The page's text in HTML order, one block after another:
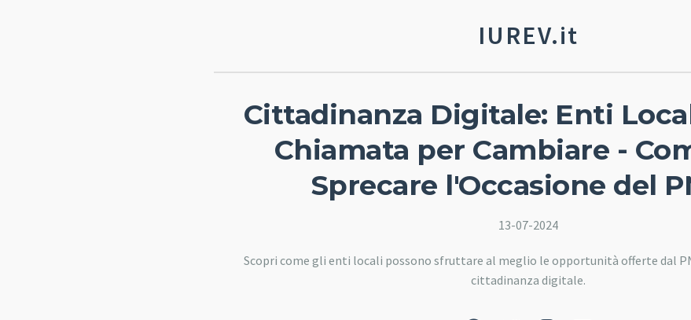
IUREV.it
Cittadinanza Digitale: Enti
Chiamata per Cambiare -
Sprecare l'Occasione del
13-07-2024
Scopri come gli enti locali possono sfruttare al meglio le opportunità offerte dal
cittadinanza digitale.